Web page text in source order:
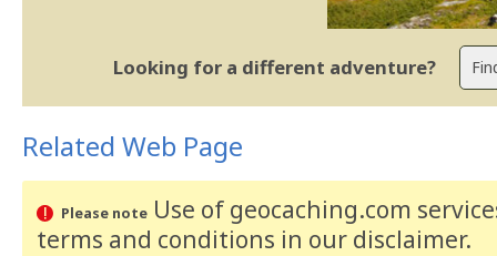
Looking for a different adventure?
Related Web Page
Please noteUse of geocaching.com
terms and conditions in our disclaimer.